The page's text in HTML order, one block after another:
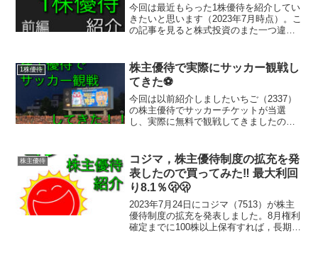
今回は最近もらった1株優待を紹介してい
きたいと思います（2023年7月時点）。こ
の記事を見ると株式投資のまた一つ違っ
最後まで読んで頂けたら幸いです。
1株優待
株主優待で実際にサッカー観戦し
てきた⚽️
今回は以前紹介しましたいちご（2337）
の株主優待でサッカーチケットが当選
し、実際に無料で観戦してきましたので
株主優待
コジマ，株主優待制度の拡充を発
表したので買ってみた‼️ 最大利回
り8.1％🫢🫢
2023年7月24日にコジマ（7513）が株主
優待制度の拡充を発表しました。8月権利
確定までに100株以上保有すれば，長期保